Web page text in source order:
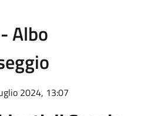
Albo
2024, 13:07